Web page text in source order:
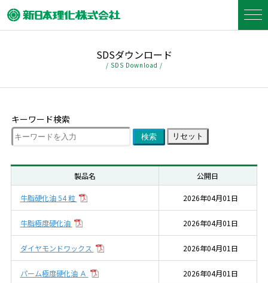
SDSダウンロード
/ SDS Download /
キーワード検索
製品名 公開日
牛脂硬化油 54 粒 2026年04月01日
牛脂極度硬化油 2026年04月01日
ダイヤモンドワックス 2026年04月01日
パーム極度硬化油 Ａ 2026年04月01日